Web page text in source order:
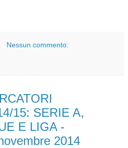
Nessun commento:
15: SERIE A,
E LIGA -
2014